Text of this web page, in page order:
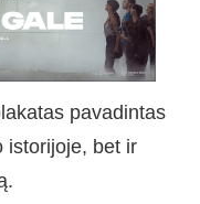
pavadintas
istorijoje, bet ir